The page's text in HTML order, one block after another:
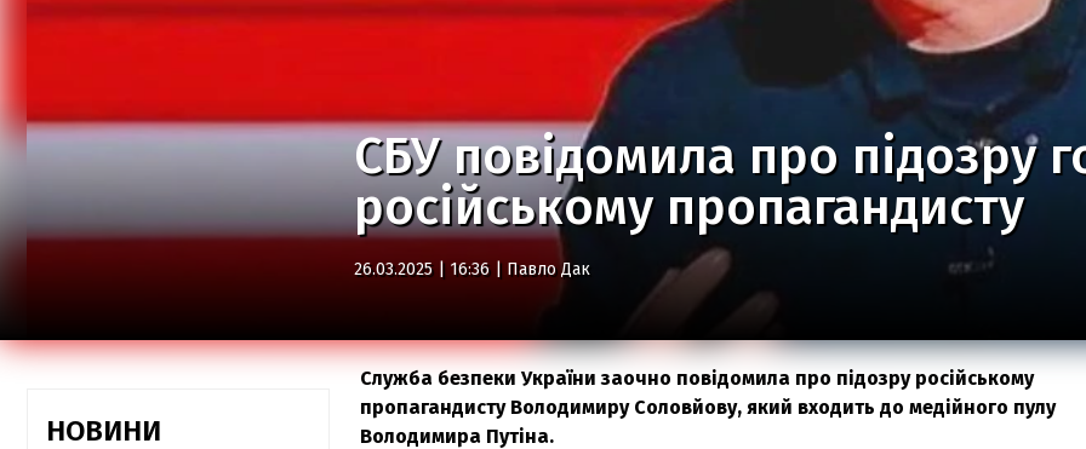
СБУ повідомила про підозру
російському пропагандисту
26.03.2025 | 16:36 | Павло Дак
НОВИНИ
Служба безпеки України заочно повідомила про підозру російському
пропагандисту Володимиру Соловйову, який входить до медійного пулу
Володимира Путіна.